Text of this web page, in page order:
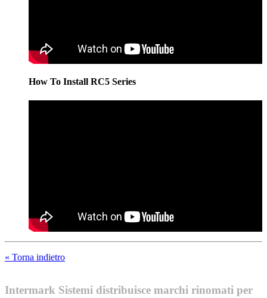
How To Install RC5 Series
« Torna indietro
Intermark Sistemi distribuisce marchi rinomati per